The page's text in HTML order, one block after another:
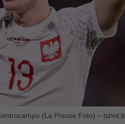
(La Presse Foto) – tshot.it